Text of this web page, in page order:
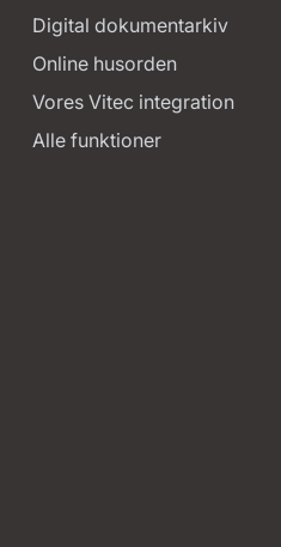
Digital dokumentarkiv
Online husorden
Vores Vitec integration
Alle funktioner